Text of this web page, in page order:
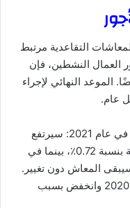
التقاعدية مرتبط
العمال النشطين، فإن
الموعد النهائي لإجراء
عام.
سيكون هناك تعديل للمعاشات التقاعدية في عام 2021: سيرتفع
المعاش في المقاطعة الفيدرالية الشرقية بنسبة 0.72٪، بينما في
المعاش دون تغيير.
وبسبب جائحة كورونا لم يرتفع راتب عام 2020 وانخفض بسبب